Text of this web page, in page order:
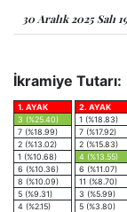
30 Aralık 2025 Salı
İkramiye Tutarı:
1. AYAK
3 (%25.40)
7 (%18.99)
2 (%13.02)
1 (%10.68)
6 (%10.36)
8 (%10.09)
5 (%9.31)
4 (%2.15)
2. AYAK
1 (%18.83)
7 (%17.92)
2 (%15.83)
4 (%13.55)
6 (%11.07)
11 (%8.70)
3 (%5.99)
5 (%3.80)